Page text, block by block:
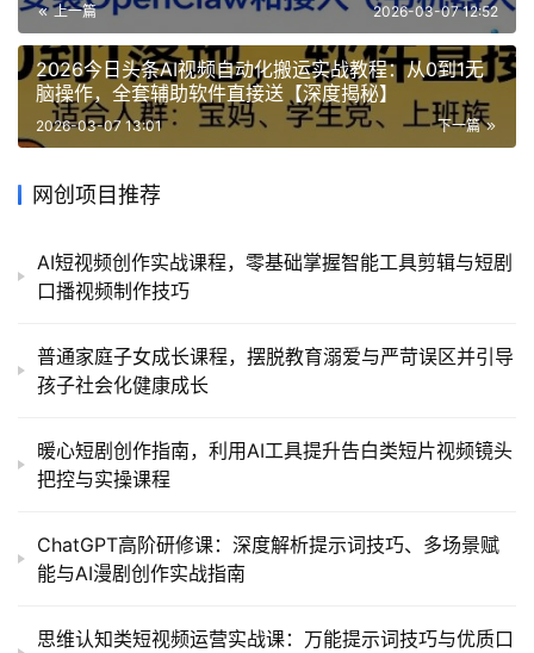
上一篇 2026-03-07 12:52
2026今日头条AI视频自动化搬运实战教程：从0到1无
脑操作，全套辅助软件直接送【深度揭秘】
下一篇
2026-03-07 13:01
网创项目推荐
AI短视频创作实战课程，零基础掌握智能工具剪辑与短剧
口播视频制作技巧
普通家庭子女成长课程，摆脱教育溺爱与严苛误区并引导
孩子社会化健康成长
暖心短剧创作指南，利用AI工具提升告白类短片视频镜头
把控与实操课程
ChatGPT高阶研修课：深度解析提示词技巧、多场景赋
能与AI漫剧创作实战指南
思维认知类短视频运营实战课：万能提示词技巧与优质口